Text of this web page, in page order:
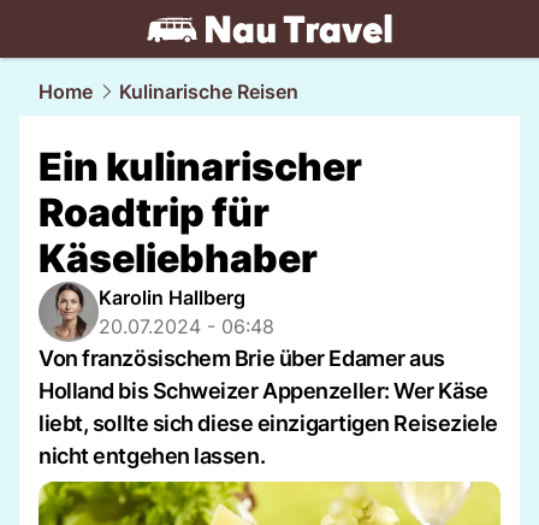
travel.NAU.ch
Home Kulinarische Reisen
Ein kulinarischer
Roadtrip für
Käseliebhaber
Karolin Hallberg
20.07.2024 - 06:48
Von französischem Brie über Edamer aus
Holland bis Schweizer Appenzeller: Wer Käse
liebt, sollte sich diese einzigartigen Reiseziele
nicht entgehen lassen.